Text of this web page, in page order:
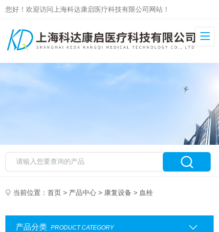
您好！欢迎访问上海科达康启医疗科技有限公司网站！
当前位置：首页 > 产品中心 > 康复设备 > 血栓
产品分类 PRODUCT CATEGORY